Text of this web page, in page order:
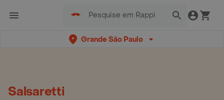
Grande São Paulo
Salsaretti